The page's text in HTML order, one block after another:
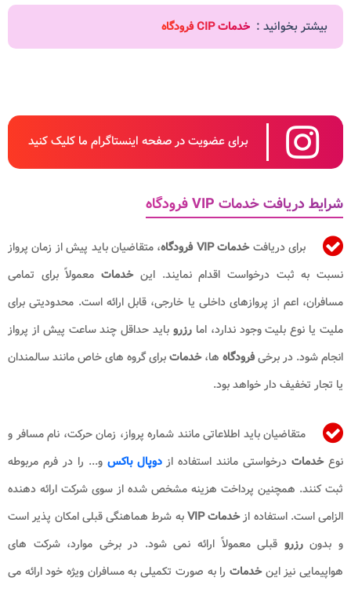
بیشتر بخوانید : خدمات CIP فرودگاه
برای عضویت در صفحه اینستاگرام ما کلیک کنید
شرایط دریافت خدمات VIP فرودگاه
برای دریافتخدمات VIP فرودگاه
، متقاضیان باید پیش از زمان پرواز
نسبت به ثبت درخواست اقدام نمایند. اینخدمات معمولاً برای تمامی
مسافران، اعم از پروازهای داخلی یا خارجی، قابل ارائه است. محدودیتی برای
ملیت یا نوع بلیت وجود ندارد، اما رزرو باید حداقل چند ساعت پیش از پرواز
انجام شود. در برخیفرودگاه ها،خدماتبرای گروه های خاص مانند سالمندان
یا تجار تخفیف دار خواهد بود.
متقاضیان باید اطلاعاتی مانند شماره پرواز، زمان حرکت، نام مسافر و
نوعخدمات درخواستی مانند استفاده ازدوپال باکس و... را در فرم مربوطه
ثبت کنند. همچنین پرداخت هزینه مشخص شده از سوی شرکت ارائه دهنده
الزامی است. استفاده ازخدمات VIP
به شرط هماهنگی قبلی امکان پذیر است
و بدونرزرو قبلی معمولاً ارائه نمی شود. در برخی موارد، شرکت های
هواپیمایی نیز اینخدمات را به صورت تکمیلی به مسافران ویژه خود ارائه می